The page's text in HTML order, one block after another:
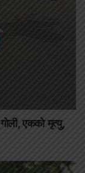
एकको मृत्यु,